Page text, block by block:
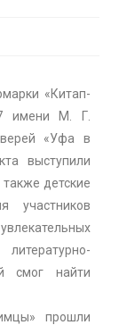
«Китап-
имени М. Г.
«Уфа в
выступили
детские
смог найти
прошли